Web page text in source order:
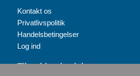
Kontakt os
Privatlivspolitik
Handelsbetingelser
Log ind
Tilmeld nyhedsbrev